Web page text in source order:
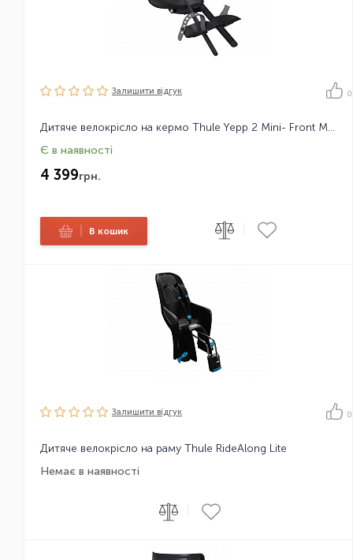
Залишити вiдгук 0
Дитяче велокрісло на кермо Thule Yepp 2 Mini- Front Mount
Є в наявності
4 399грн.
В кошик
Залишити вiдгук 0
Дитяче велокрісло на раму Thule RideAlong Lite
Немає в наявності